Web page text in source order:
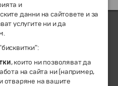
НА
и
данни на сайтовете и за
услугите ни и да
, които ни позволяват да
на сайта ни (например,
отваряне на вашите